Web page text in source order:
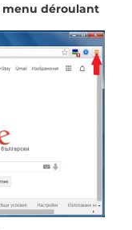
menu déroulant